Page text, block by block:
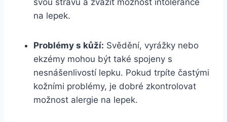
na lepek.
Problémy s kůží: Svědění, vyrážky nebo
ekzémy mohou být také spojeny s
nesnášenlivostí lepku. Pokud trpíte častými
kožními problémy, je dobré zkontrolovat
možnost alergie na lepek.